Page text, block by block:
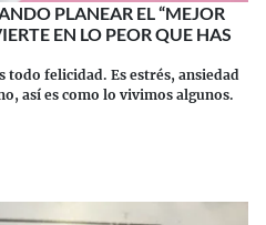
PLANEAR EL “MEJOR
EN LO PEOR QUE HAS
todo felicidad. Es estrés, ansiedad
así es como lo vivimos algunos.